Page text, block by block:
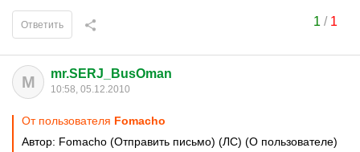
1 / 1
Ответить
M mr.SERJ_BusOman
10:58, 05.12.2010
От пользователя Fomacho
Автор: Fomacho (Отправить письмо) (ЛС) (О пользователе)